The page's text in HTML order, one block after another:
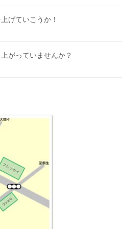
げていこうか！
がっていませんか？